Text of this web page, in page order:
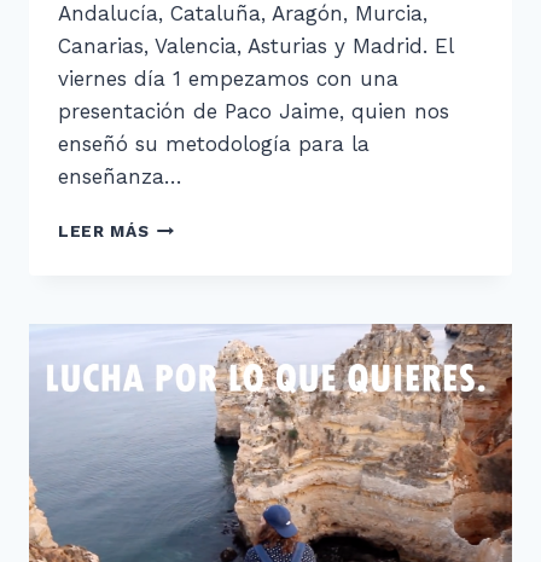
Andalucía, Cataluña, Aragón, Murcia,
Canarias, Valencia, Asturias y Madrid. El
viernes día 1 empezamos con una
presentación de Paco Jaime, quien nos
enseñó su metodología para la
enseñanza…
LEER MÁSV
PLATAFORMA
DISLEXIA